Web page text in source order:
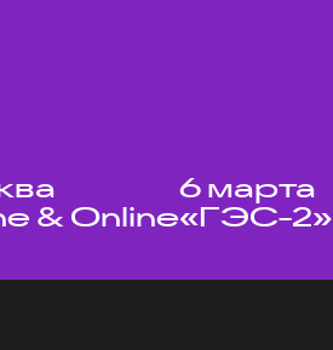
& Online
6 марта
«ГЭС-2»